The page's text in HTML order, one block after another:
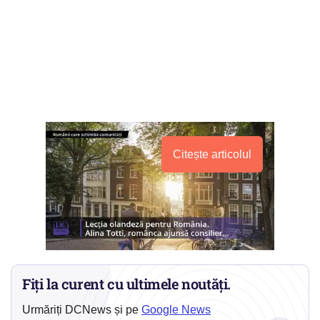
Citește articolul
Fiți la curent cu ultimele noutăți.
Urmăriți DCNews și pe Google News